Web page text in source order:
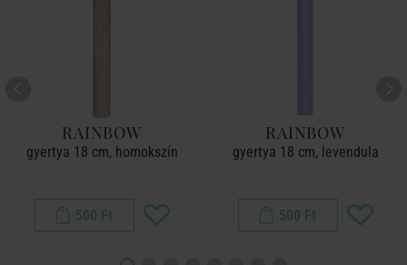
RAINBOW
gyertya 18 cm, homokszín
500 Ft
RAINBOW
gyertya 18 cm, levendula
500 Ft